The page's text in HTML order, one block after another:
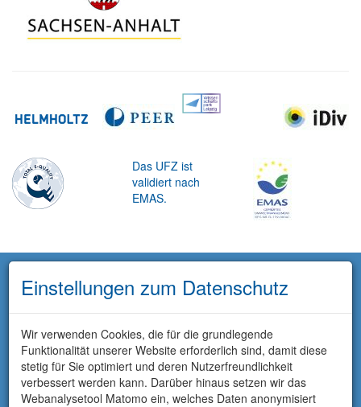
Das UFZ ist
validiert nach
EMAS.
Einstellungen zum Datenschutz
Wir verwenden Cookies, die für die grundlegende
Funktionalität unserer Website erforderlich sind, damit diese
stetig für Sie optimiert und deren Nutzerfreundlichkeit
verbessert werden kann. Darüber hinaus setzen wir das
Webanalysetool Matomo ein, welches Daten anonymisiert